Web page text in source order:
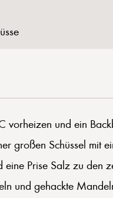
vorheizen und ein
großen Schüssel mit
Prise Salz zu den
und gehackte